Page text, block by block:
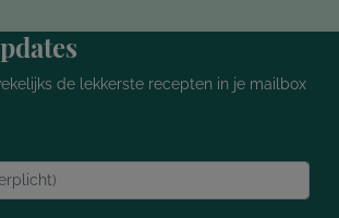
de lekkerste recepten in je mailbox